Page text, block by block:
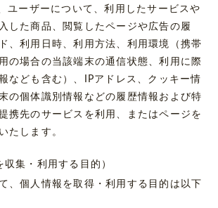
ユーザーについて、利用したサービスや
した商品、閲覧したページや広告の履
、利用日時、利用方法、利用環境（携帯
の場合の当該端末の通信状態、利用に際
なども含む）、IPアドレス、クッキー情
の個体識別情報などの履歴情報および特
携先のサービスを利用、またはページを
たします。
集・利用する目的）
、個人情報を取得・利用する目的は以下